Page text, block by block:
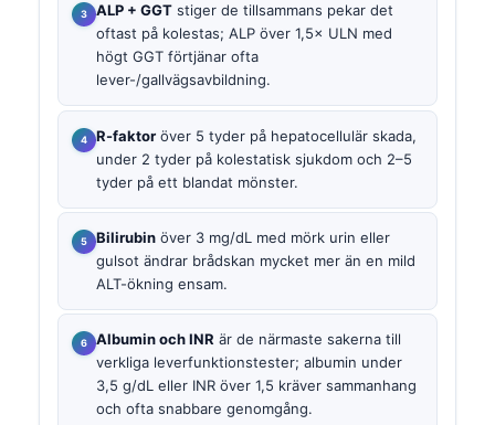
ALP + GGT stiger de tillsammans pekar det
oftast på kolestas; ALP över 1,5× ULN med
högt GGT förtjänar ofta
lever-/gallvägsavbildning.
R-faktor över 5 tyder på hepatocellulär skada,
under 2 tyder på kolestatisk sjukdom och 2–5
tyder på ett blandat mönster.
Bilirubin över 3 mg/dL med mörk urin eller
gulsot ändrar brådskan mycket mer än en mild
ALT-ökning ensam.
Albumin och INR är de närmaste sakerna till
verkliga leverfunktionstester; albumin under
3,5 g/dL eller INR över 1,5 kräver sammanhang
och ofta snabbare genomgång.